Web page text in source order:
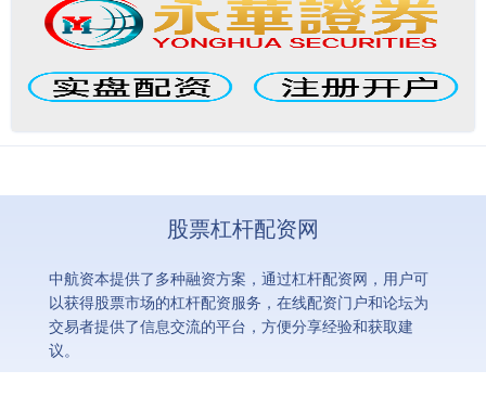
股票杠杆配资网
中航资本提供了多种融资方案，通过杠杆配资网，用户可
以获得股票市场的杠杆配资服务，在线配资门户和论坛为
交易者提供了信息交流的平台，方便分享经验和获取建
议。